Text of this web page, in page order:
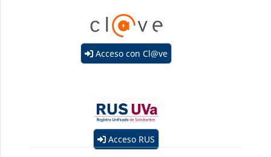
Acceso con Cl@ve
Acceso RUS